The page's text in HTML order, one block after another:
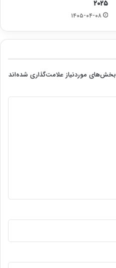
۲۰۲۵
۱۴۰۵-۰۴-۰۸
بخش‌های موردنیاز علامت‌گذاری شده‌اند